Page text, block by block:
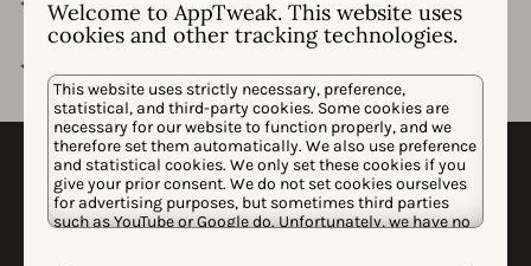
Welcome to AppTweak. This website uses
cookies and other tracking technologies.
This website uses strictly necessary, preference,
statistical, and third-party cookies. Some cookies are
necessary for our website to function properly, and we
therefore set them automatically. We also use preference
and statistical cookies. We only set these cookies if you
give your prior consent. We do not set cookies ourselves
for advertising purposes, but sometimes third parties
such as YouTube or Google do. Unfortunately, we have no
示即将推出或最近发布的特性。